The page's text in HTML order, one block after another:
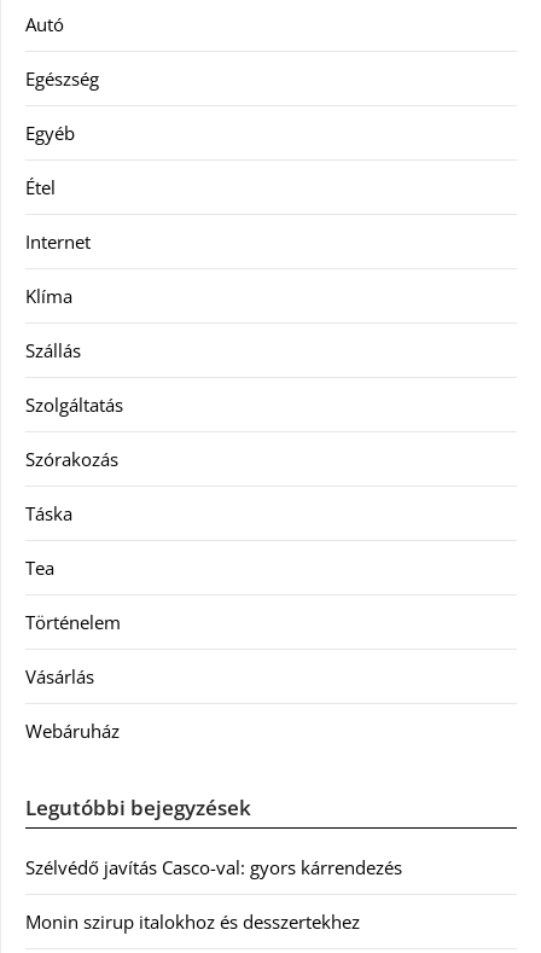
Autó
Egészség
Egyéb
Étel
Internet
Klíma
Szállás
Szolgáltatás
Szórakozás
Táska
Tea
Történelem
Vásárlás
Webáruház
Legutóbbi bejegyzések
Szélvédő javítás Casco-val: gyors kárrendezés
Monin szirup italokhoz és desszertekhez